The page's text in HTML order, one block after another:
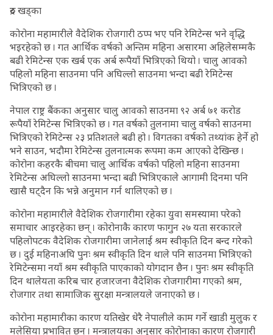
रुद्र खड्का
कोरोना महामारीले वैदेशिक रोजगारी ठप्प भए पनि रेमिटेन्स भने वृद्धि
भइरहेको छ । गत आर्थिक वर्षको अन्तिम महिना असारमा अहिलेसम्मकै
बढी रेमिटेन्स एक खर्ब एक अर्ब रूपैयाँ भित्रिएको थियो । चालु आवको
पहिलो महिना साउनमा पनि अघिल्लो साउनमा भन्दा बढी रेमिटेन्स
भित्रिएको छ ।
नेपाल राष्ट्र बैंकका अनुसार चालु आवको साउनमा ९२ अर्ब ७१ करोड
रूपैयाँ रेमिटेन्स भित्रिएको छ । गत वर्षको तुलनामा चालु वर्षको साउनमा
भित्रिएको रेमिटेन्स २३ प्रतिशतले बढी हो । विगतका वर्षको तथ्यांक हेर्ने हो
भने साउन, भदौमा रेमिटेन्स तुलनात्मक रूपमा कम आएको देखिन्छ ।
कोरोना कहरकै बीचमा चालु आर्थिक वर्षको पहिलो महिना साउनमा
रेमिटेन्स अघिल्लो साउनमा भन्दा बढी भित्रिएकाले आगामी दिनमा पनि
खासै घट्दैन कि भन्ने अनुमान गर्न थालिएको छ ।
कोरोना महामारीले वैदेशिक रोजगारीमा रहेका युवा समस्यामा परेको
समाचार आइरहेका छन् । कोरोनाकै कारण फागुन २७ यता सरकारले
पहिलोपटक वैदेशिक रोजगारीमा जानेलाई श्रम स्वीकृति दिन बन्द गरेको
छ । दुई महिनाअघि पुनः श्रम स्वीकृति दिन थाले पनि साउनमा भित्रिएको
रेमिटेन्समा नयाँ श्रम स्वीकृति पाएकाको योगदान छैन । पुनः श्रम स्वीकृति
दिन थालेयता करिब चार हजारजना वैदेशिक रोजगारीमा गएको श्रम,
रोजगार तथा सामाजिक सुरक्षा मन्त्रालयले जनाएको छ ।
कोरोना महामारीका कारण यतिखेर धेरै नेपालीले काम गर्ने खाडी मुलुक र
मलेसिया प्रभावित छन् । मन्त्रालयका अनुसार कोरोनाका कारण रोजगारी